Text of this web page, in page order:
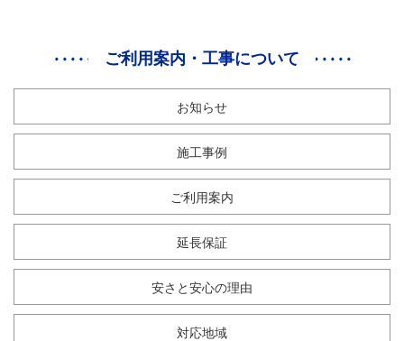
ご利用案内・工事について
お知らせ
施工事例
ご利用案内
延長保証
安さと安心の理由
対応地域